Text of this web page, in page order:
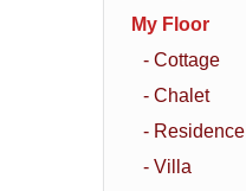
My Floor
- Cottage
- Chalet
- Residence
- Villa